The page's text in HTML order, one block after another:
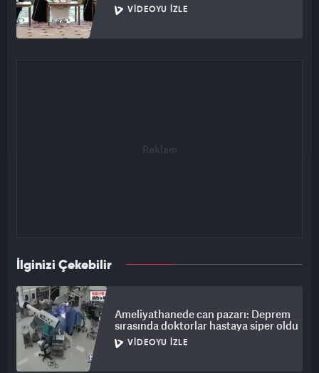
VIDEOYU İZLE
İlginizi Çekebilir
Ameliyathanede can pazarı: Deprem
sırasında doktorlar hastaya siper oldu
VIDEOYU İZLE